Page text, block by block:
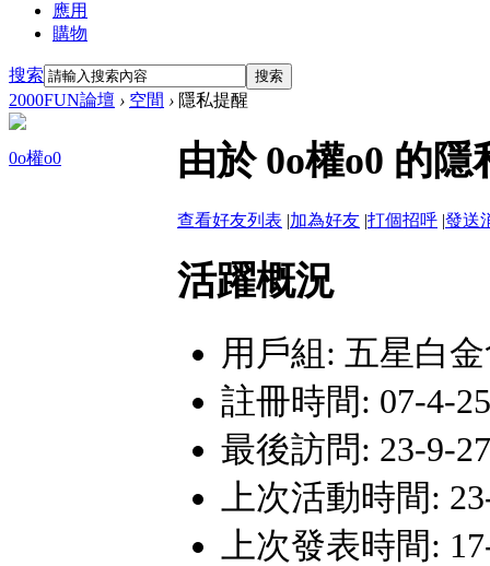
應用
購物
搜索 搜索
2000FUN論壇 › 空間 › 隱私提醒
0o權o0 由於 0o權o0 的
查看好友列表 |加為好友 |打個招呼 |發送
活躍概況
用戶組: 五星白
註冊時間: 07-4-
最後訪問: 23-9-
上次活動時間:
上次發表時間: